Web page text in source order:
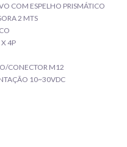
COM ESPELHO PRISMÁTICO
2 MTS
4P
CONECTOR M12
10~30VDC